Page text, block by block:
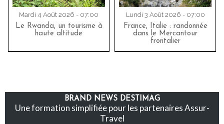
Mardi 4 Août 2026 - 07:00
Le Rwanda, un tourisme à
haute altitude
Lundi 3 Août 2026 - 07:00
France, Italie : randonnée
dans le Mercantour
frontalier
BRAND NEWS DESTIMAG
Une formation simplifiée pour les partenaires Assur-
Travel